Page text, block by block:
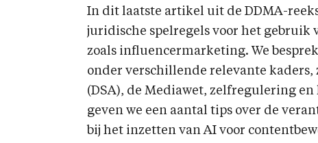
In dit laatste artikel uit de DDMA-
juridische spelregels voor het gebruik
zoals influencermarketing. We
onder verschillende relevante kaders,
(DSA), de Mediawet, zelfregulering
geven we een aantal tips over de
bij het inzetten van AI voor